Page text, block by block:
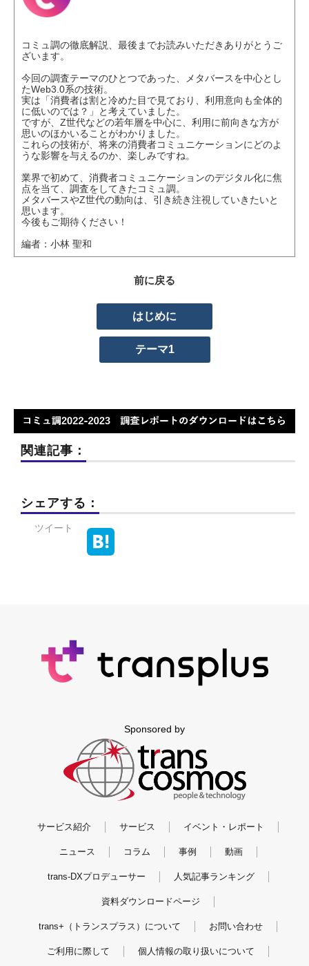
コミュ調の徹底解説、最後までお読みいただきありがとうご
ざいます。
今回の調査テーマのひとつであった、メタバースを中心とし
たWeb3.0系の技術。
実は「消費者は割と冷めた目で見ており、利用意向も全体的
に低いのでは？」と考えていました。
ですが、Z世代などの若年層を中心に、利用に前向きな方が
思いのほかいることがわかりました。
これらの技術が、将来の消費者コミュニケーションにどのよ
うな影響を与えるのか、楽しみですね。
業界で初めて、消費者コミュニケーションのデジタル化に焦
点を当て、調査をしてきたコミュ調。
メタバースやZ世代の動向は、引き続き注視していきたいと
思います。
今後もご期待ください！
編者：小林 聖和
前に戻る
はじめに
テーマ1
関連記事：
シェアする：
ツイート
Sponsored by
サービス紹介 サービス イベント・レポート
ニュース コラム 事例 動画
trans-DXプロデューサー 人気記事ランキング
資料ダウンロードページ
trans+（トランスプラス）について お問い合わせ
ご利用に際して 個人情報の取り扱いについて